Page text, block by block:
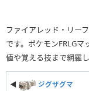
ファイアレッド・リー
です。ポケモンFRLG
値や覚える技まで網羅し
◀ ジグザグマ